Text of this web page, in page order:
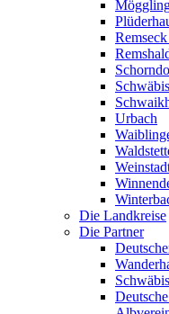
Urbach
Die Landkreise
Die Partner